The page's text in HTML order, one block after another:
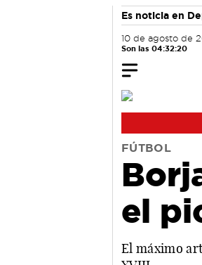
Es noticia en
10 de agosto de
Son las 04:32:20
FÚTBOL
el
El máximo